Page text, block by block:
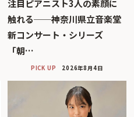
注目ピアニスト3人の素顔に
触れる──神奈川県立音楽堂
新コンサート・シリーズ
「朝…
PICK UP 2026年8月4日